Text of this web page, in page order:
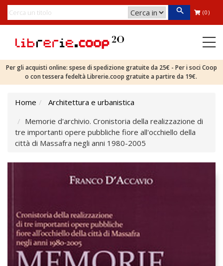
(0)
Per gli acquisti online: spese di spedizione gratuite da 25€ - Per i soci Coop
o con tessera fedeltà Librerie.coop gratuite a partire da 19€.
Home
Architettura e urbanistica
Memorie d'archivio. Cronistoria della realizzazione di
tre importanti opere pubbliche fiore all'occhiello della
città di Massafra negli anni 1980-2005